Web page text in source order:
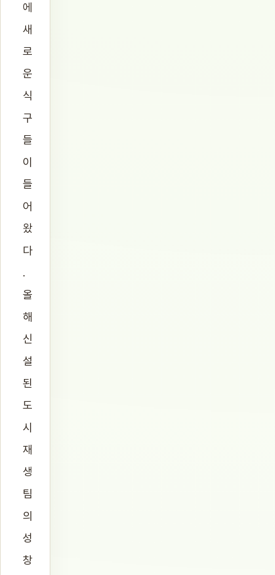
에
새
로
운
식
구
들
이
들
어
왔
다
.
올
해
신
설
된
도
시
재
생
팀
의
성
창